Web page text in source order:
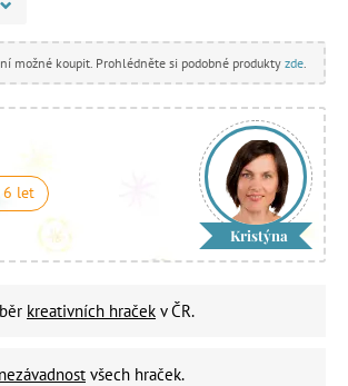
možné koupit. Prohlédněte si podobné produkty zde
6 let
Kristýna
kreativních hraček v ČR.
všech hraček.